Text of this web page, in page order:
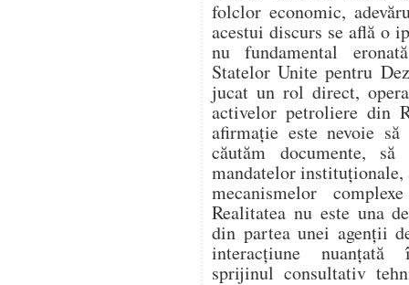
folclor economic,
acestui discurs se află o
nu fundamental
Statelor Unite pentru
jucat un rol direct,
activelor petroliere din
afirmație este nevoie
căutăm documente,
mandatelor instituționale,
mecanismelor
Realitatea nu este una
din partea unei agenții
interacțiune
sprijinul consultativ